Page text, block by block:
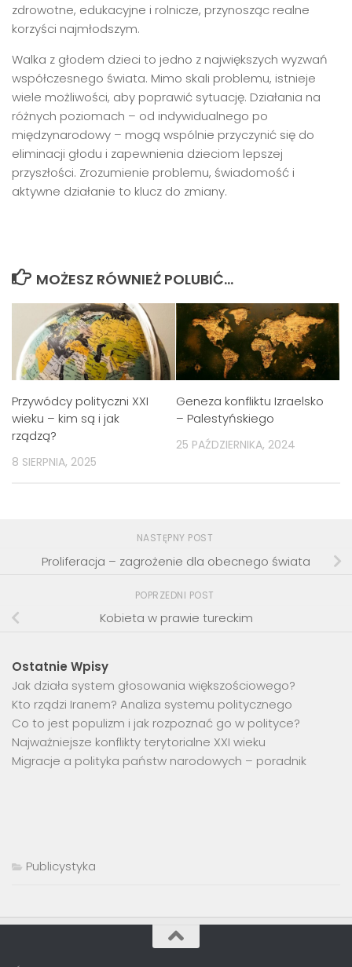
zdrowotne, edukacyjne i rolnicze, przynosząc realne
korzyści najmłodszym.
Walka z głodem dzieci to jedno z największych wyzwań
współczesnego świata. Mimo skali problemu, istnieje
wiele możliwości, aby poprawić sytuację. Działania na
różnych poziomach – od indywidualnego po
międzynarodowy – mogą wspólnie przyczynić się do
eliminacji głodu i zapewnienia dzieciom lepszej
przyszłości. Zrozumienie problemu, świadomość i
aktywne działanie to klucz do zmiany.
MOŻESZ RÓWNIEŻ POLUBIĆ…
Przywódcy polityczni XXI
wieku – kim są i jak
rządzą?
8 SIERPNIA, 2025
Geneza konfliktu Izraelsko
– Palestyńskiego
25 PAŹDZIERNIKA, 2024
NASTĘPNY POST
Proliferacja – zagrożenie dla obecnego świata
POPRZEDNI POST
Kobieta w prawie tureckim
Ostatnie Wpisy
Jak działa system głosowania większościowego?
Kto rządzi Iranem? Analiza systemu politycznego
Co to jest populizm i jak rozpoznać go w polityce?
Najważniejsze konflikty terytorialne XXI wieku
Migracje a polityka państw narodowych – poradnik
Publicystyka